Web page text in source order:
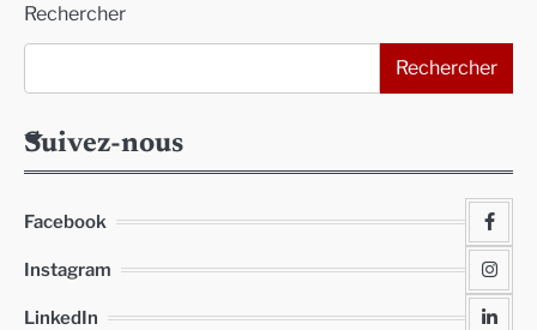
Rechercher
Rechercher
Suivez-nous
Facebook
Instagram
LinkedIn